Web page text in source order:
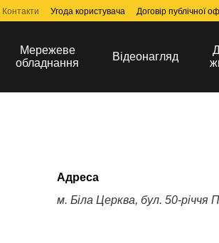
Контакти Угода користувача Договір публічної
Мережеве
обладнання
Відеонагляд
Адреса
м. Біла Церква, бул. 50-річчя